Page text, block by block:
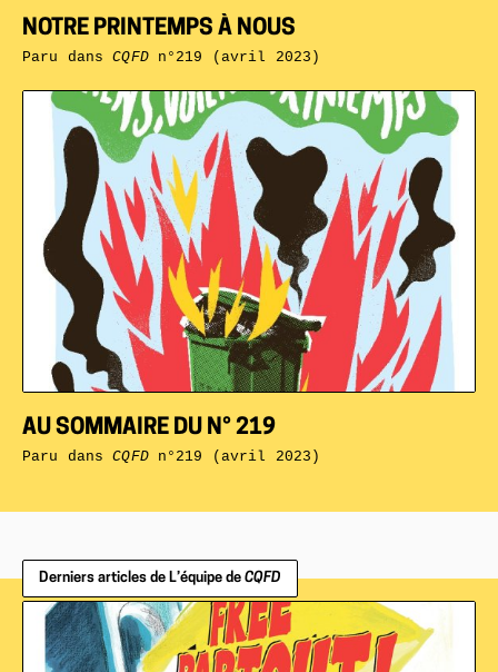
AU SOMMAIRE DU N° 219
Paru dansCQFDn°219 (avril 2023)
NOTRE PRINTEMPS À NOUS
Paru dansCQFDn°219 (avril 2023)
Derniers articles de L’équipe de CQFD